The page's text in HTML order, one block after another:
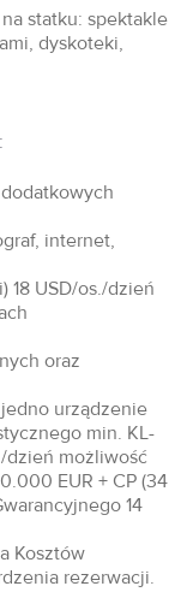
statku: spektakle
dyskoteki,
internet,
18 USD/os./dzień
oraz
urządzenie
min. KL-
dzień możliwość
EUR + CP (34
14
Kosztów
rezerwacji.